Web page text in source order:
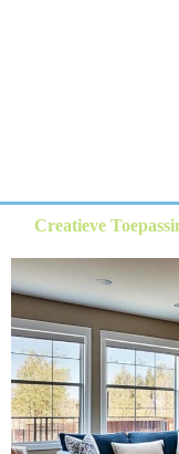
Creatieve